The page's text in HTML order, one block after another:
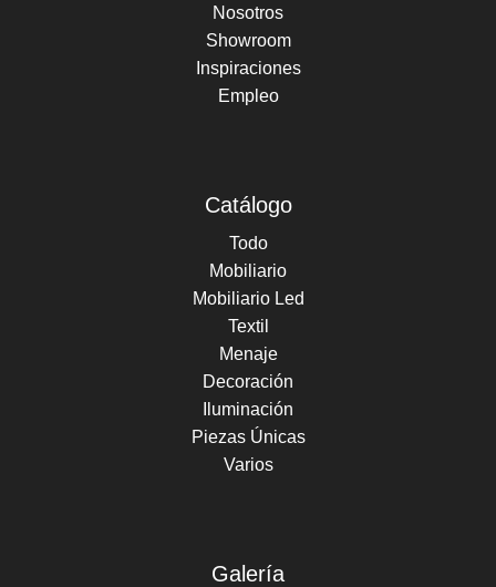
Nosotros
Showroom
Inspiraciones
Empleo
Catálogo
Todo
Mobiliario
Mobiliario Led
Textil
Menaje
Decoración
Iluminación
Piezas Únicas
Varios
Galería